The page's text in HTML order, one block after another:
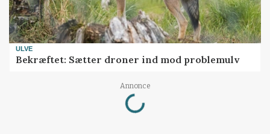
ULVE
Bekræftet: Sætter droner ind mod problemulv
Annonce
Loading...